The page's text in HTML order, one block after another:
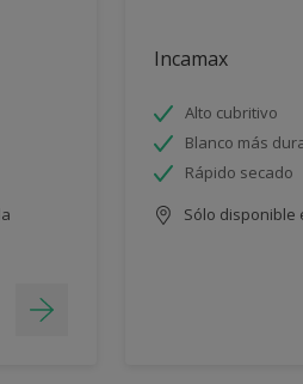
Incamax
Alto cubritivo
Blanco más
Rápido secado
Sólo disponible